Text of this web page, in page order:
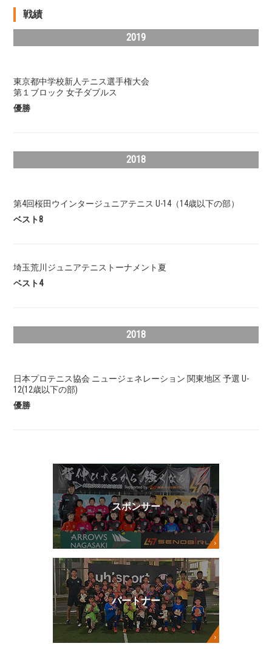
戦績
2019
東京都中学校新人テニス選手権大会
第１ブロック 女子ダブルス
優勝
2018
第4回桜田ウインタージュニアテニス U-14（14歳以下の部）
ベスト8
埼玉荒川ジュニアテニストーナメント夏
ベスト4
2018
日本プロテニス協会 ニュージェネレーション 関東地区 予選 U-
12(12歳以下の部)
優勝
スポンサー
パートナー